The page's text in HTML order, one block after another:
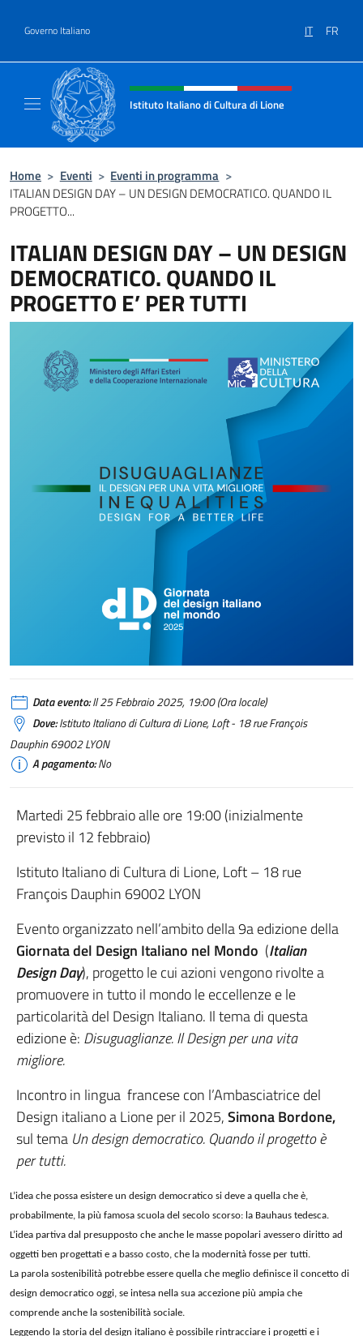
Governo Italiano IT FR
Intestazione sito, social e menù
Istituto Italiano di Cultura di Lione
Home > Eventi > Eventi in programma >
ITALIAN DESIGN DAY – UN DESIGN DEMOCRATICO. QUANDO IL
PROGETTO...
ITALIAN DESIGN DAY – UN DESIGN
DEMOCRATICO. QUANDO IL
PROGETTO E’ PER TUTTI
Data evento:Il 25 Febbraio 2025, 19:00 (Ora locale)
Dove:Istituto Italiano di Cultura di Lione, Loft - 18 rue François
Dauphin 69002 LYON
A pagamento:No
Martedi 25 febbraio alle ore 19:00 (inizialmente
previsto il 12 febbraio)
Istituto Italiano di Cultura di Lione, Loft – 18 rue
François Dauphin 69002 LYON
Evento organizzato nell’ambito della 9a edizione della
Giornata del Design Italiano nel Mondo (Italian
Design Day), progetto le cui azioni vengono rivolte a
promuovere in tutto il mondo le eccellenze e le
particolarità del Design Italiano. Il tema di questa
edizione è: Disuguaglianze. Il Design per una vita
migliore.
Incontro in lingua francese con l’Ambasciatrice del
Design italiano a Lione per il 2025,Simona Bordone,
sul tema Un design democratico. Quando il progetto è
per tutti.
L’idea che possa esistere un design democratico si deve a quella che è,
probabilmente, la più famosa scuola del secolo scorso: la Bauhaus tedesca.
L’idea partiva dal presupposto che anche le masse popolari avessero diritto ad
oggetti ben progettati e a basso costo, che la modernità fosse per tutti.
La parola sostenibilità potrebbe essere quella che meglio definisce il concetto di
design democratico oggi, se intesa nella sua accezione più ampia che
comprende anche la sostenibilità sociale.
Leggendo la storia del design italiano è possibile rintracciare i progetti e i